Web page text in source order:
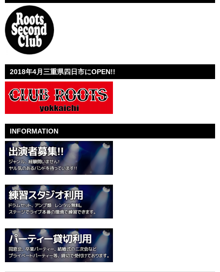
2018年4月三重県四日市にOPEN!!
INFORMATION